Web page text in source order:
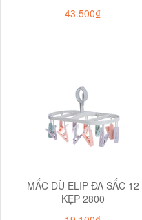
43.500₫
MẮC DÙ ELIP ĐA SẮC 12
KẸP 2800